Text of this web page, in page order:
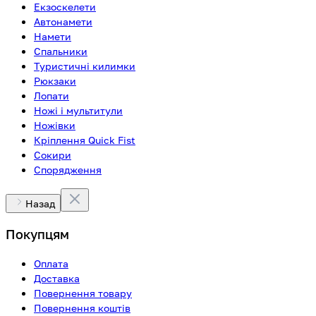
Екзоскелети
Автонамети
Намети
Спальники
Туристичні килимки
Рюкзаки
Лопати
Ножі і мультитули
Ножівки
Кріплення Quick Fist
Сокири
Спорядження
Назад
Покупцям
Оплата
Доставка
Повернення товару
Повернення коштів